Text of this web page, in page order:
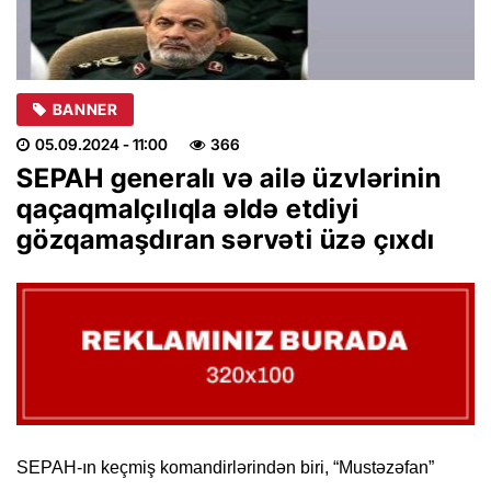
BANNER
05.09.2024- 11:00 366
SEPAH generalı və ailə üzvlərinin
qaçaqmalçılıqla əldə etdiyi
gözqamaşdıran sərvəti üzə çıxdı
SEPAH-ın keçmiş komandirlərindən biri, “Mustəzəfan”